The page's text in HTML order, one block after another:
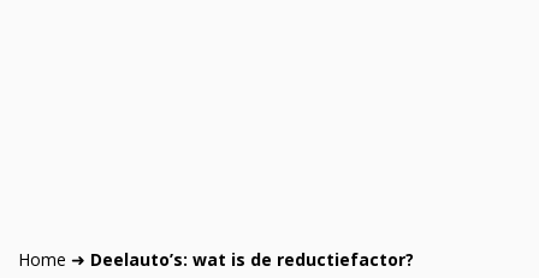
Home ➜ Deelauto’s: wat is de reductiefactor?